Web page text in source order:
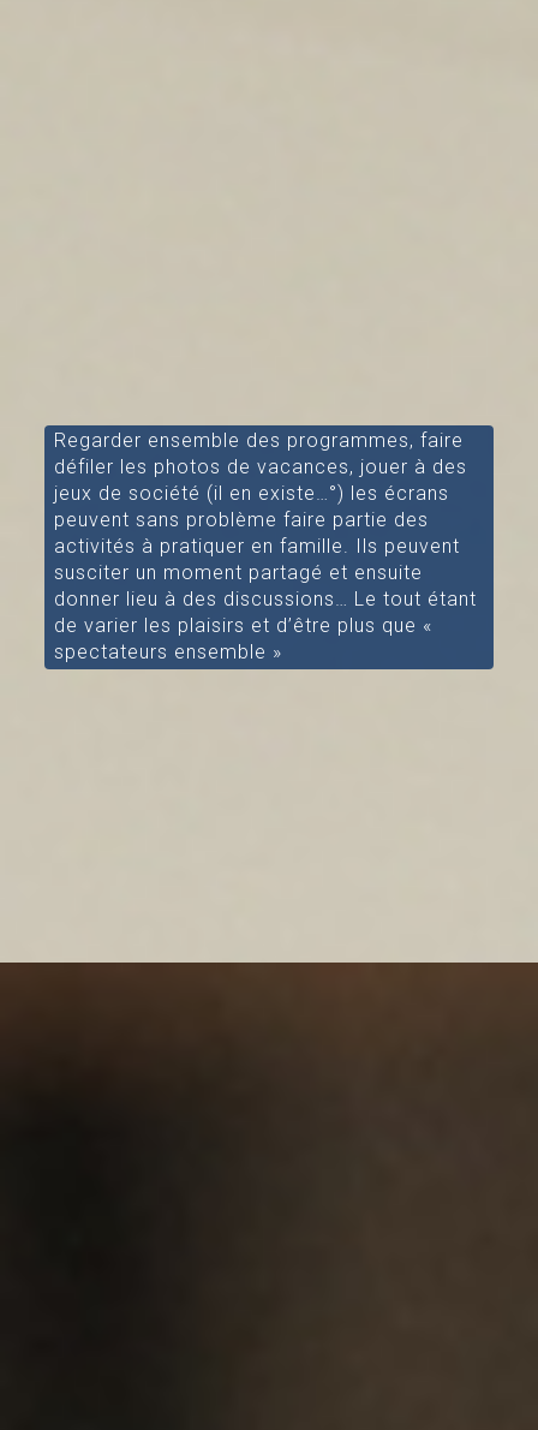
Regarder ensemble des programmes, faire
défiler les photos de vacances, jouer à des
jeux de société (il en existe…°) les écrans
peuvent sans problème faire partie des
activités à pratiquer en famille. Ils peuvent
susciter un moment partagé et ensuite
donner lieu à des discussions… Le tout étant
de varier les plaisirs et d’être plus que «
spectateurs ensemble »